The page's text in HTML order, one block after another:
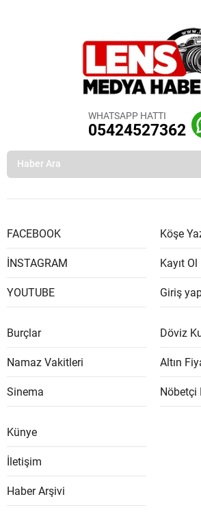
WHATSAPP HATTI
05424527362
FACEBOOK
İNSTAGRAM
YOUTUBE
Köşe
Kayıt Ol
Giriş
Burçlar
Namaz Vakitleri
Sinema
Döviz
Altın
Nöbetçi
Künye
İletişim
Haber Arşivi